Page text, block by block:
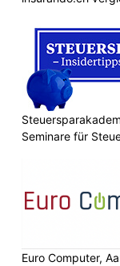
Seminare für
Euro Computer,